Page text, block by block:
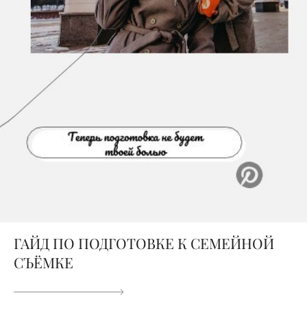
ГАЙД ПО ПОДГОТОВКЕ К СЕМЕЙНОЙ
СЪЁМКЕ